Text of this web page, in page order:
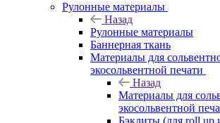
Рулонные материалы
Назад
Рулонные материалы
Баннерная ткань
Материалы для
экосольвентной печати
Назад
Материалы для
экосольвентной